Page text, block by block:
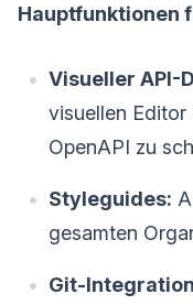
Hauptfunktionen
Visueller API-
visuellen
OpenAPI zu
Styleguides:
gesamten
Git-